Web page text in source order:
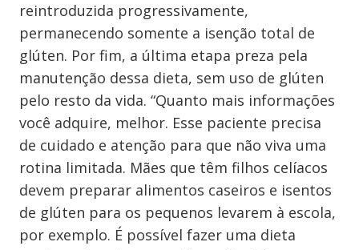
reintroduzida progressivamente,
permanecendo somente a isenção total de
glúten. Por fim, a última etapa preza pela
manutenção dessa dieta, sem uso de glúten
pelo resto da vida. “Quanto mais informações
você adquire, melhor. Esse paciente precisa
de cuidado e atenção para que não viva uma
rotina limitada. Mães que têm filhos celíacos
devem preparar alimentos caseiros e isentos
de glúten para os pequenos levarem à escola,
por exemplo. É possível fazer uma dieta